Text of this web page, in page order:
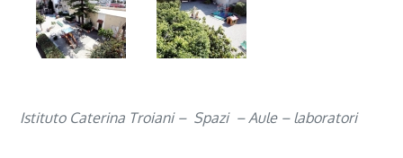
Istituto Caterina Troiani – Spazi – Aule – laboratori